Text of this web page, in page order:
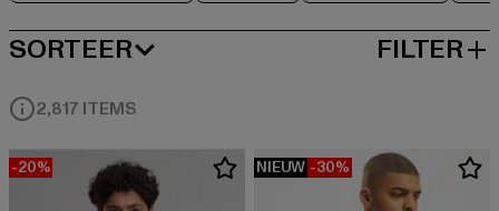
SORTEER
MEEST POPULAIRE FILTER
2,817 ITEMS
-20% NIEUW -30%